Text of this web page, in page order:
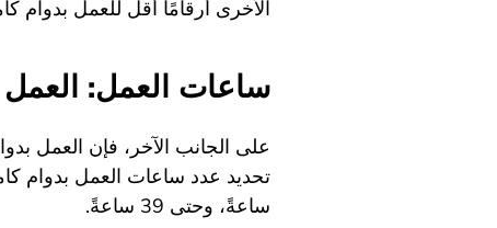
الأخرى أرقامًا أقل للعمل بدوام كامل، بمعدل: 36، 32، أو
ساعات العمل:
ساعةً، وحتى 39 ساعةً.